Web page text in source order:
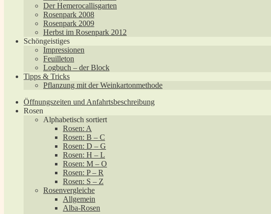
Der Hemerocallisgarten
Rosenpark 2008
Rosenpark 2009
Herbst im Rosenpark 2012
Schöngeistiges
Impressionen
Feuilleton
Logbuch – der Block
Tipps & Tricks
Pflanzung mit der Weinkartonmethode
Öffnungszeiten und Anfahrtsbeschreibung
Rosen
Alphabetisch sortiert
Rosen: A
Rosen: B – C
Rosen: D – G
Rosen: H – L
Rosen: M – O
Rosen: P – R
Rosen: S – Z
Rosenvergleiche
Allgemein
Alba-Rosen